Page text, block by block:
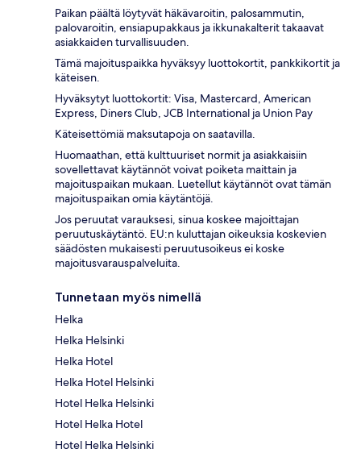
Paikan päältä löytyvät häkävaroitin, palosammutin,
palovaroitin, ensiapupakkaus ja ikkunakalterit takaavat
asiakkaiden turvallisuuden.
Tämä majoituspaikka hyväksyy luottokortit, pankkikortit ja
käteisen.
Hyväksytyt luottokortit: Visa, Mastercard, American
Express, Diners Club, JCB International ja Union Pay
Käteisettömiä maksutapoja on saatavilla.
Huomaathan, että kulttuuriset normit ja asiakkaisiin
sovellettavat käytännöt voivat poiketa maittain ja
majoituspaikan mukaan. Luetellut käytännöt ovat tämän
majoituspaikan omia käytäntöjä.
Jos peruutat varauksesi, sinua koskee majoittajan
peruutuskäytäntö. EU:n kuluttajan oikeuksia koskevien
säädösten mukaisesti peruutusoikeus ei koske
majoitusvarauspalveluita.
Tunnetaan myös nimellä
Helka
Helka Helsinki
Helka Hotel
Helka Hotel Helsinki
Hotel Helka Helsinki
Hotel Helka Hotel
Hotel Helka Helsinki